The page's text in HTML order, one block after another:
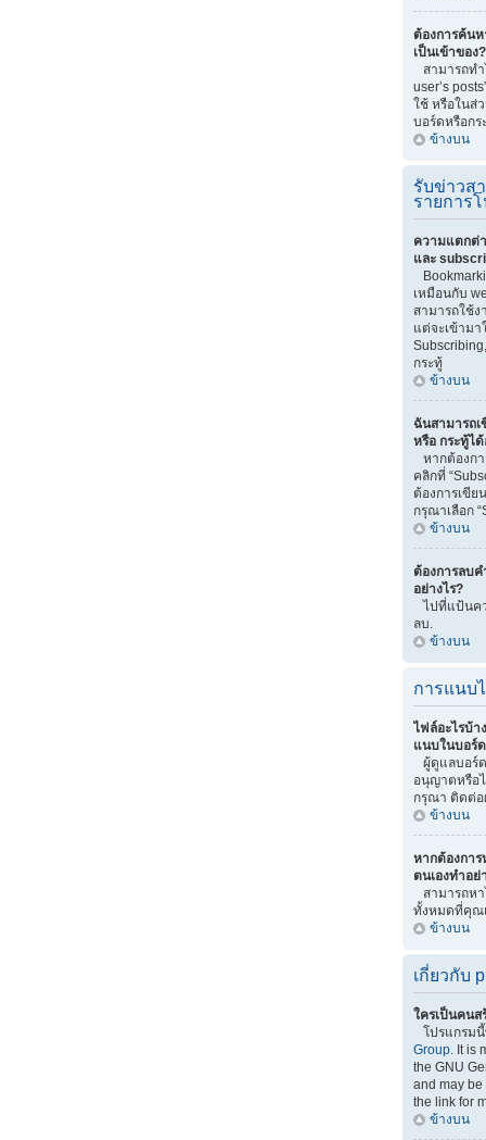
ต้องการค้น
เป็นเข้าของ?
สามารถทำ
user’s
ใช้ หรือในส่
บอร์ดหรือกร
ข้างบน
รับข่าวส
รายการ
ความแตกต่
และ
เหมือนกับ
สามารถใช้
แต่จะเข้าม
กระทู้
ข้างบน
ฉันสามารถ
หรือ กระทู้ได้
หากต้องก
คลิกที่
ต้องการเขีย
กรุณาเลือก
ข้างบน
ต้องการลบ
อย่างไร?
ไปที่แป้นค
ลบ.
ข้างบน
การแนบ
ไฟล์อะไรบ้า
แนบในบอร์
ผู้ดูแลบอร์
อนุญาตหรือ
กรุณา ติดต่อ
ข้างบน
หากต้องการ
ตนเองทำอย่
สามารถหา
ทั้งหมดที่คุณ
ข้างบน
เกี่ยวกับ
ใครเป็นคนส
โปรแกรม
Group . It
the GNU
and may
the link for
ข้างบน